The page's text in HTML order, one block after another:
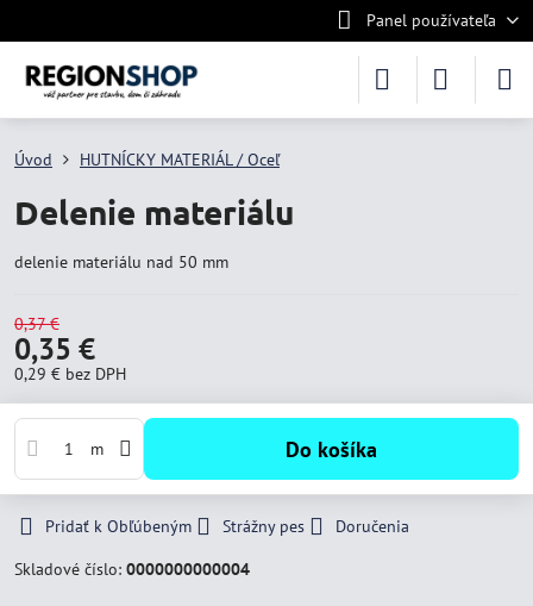
Panel používateľa
Úvod HUTNÍCKY MATERIÁL / Oceľ
Delenie materiálu
delenie materiálu nad 50 mm
0,37 €
0,35 €
0,29 € bez DPH
m Do košíka
Pridať k Obľúbeným Strážny pes
Doručenia
Skladové číslo: 0000000000004